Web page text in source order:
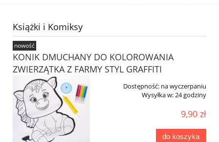
Książki i Komiksy
KONIK DMUCHANY DO KOLOROWANIA
ZWIERZĄTKA Z FARMY STYL GRAFFITI
Dostępność: na wyczerpaniu
Wysyłka w:24 godziny
9,90 zł
do koszyka
nowość